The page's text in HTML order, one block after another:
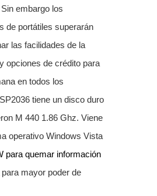
embargo los
de portátiles superarán
las facilidades de la
opciones de crédito para
en todos los
tiene un disco duro
M 440 1.86 Ghz. Viene
operativo Windows Vista
para quemar información
para mayor poder de